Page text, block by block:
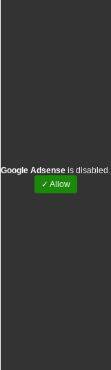
Google Adsense is disabled.
✓ Allow